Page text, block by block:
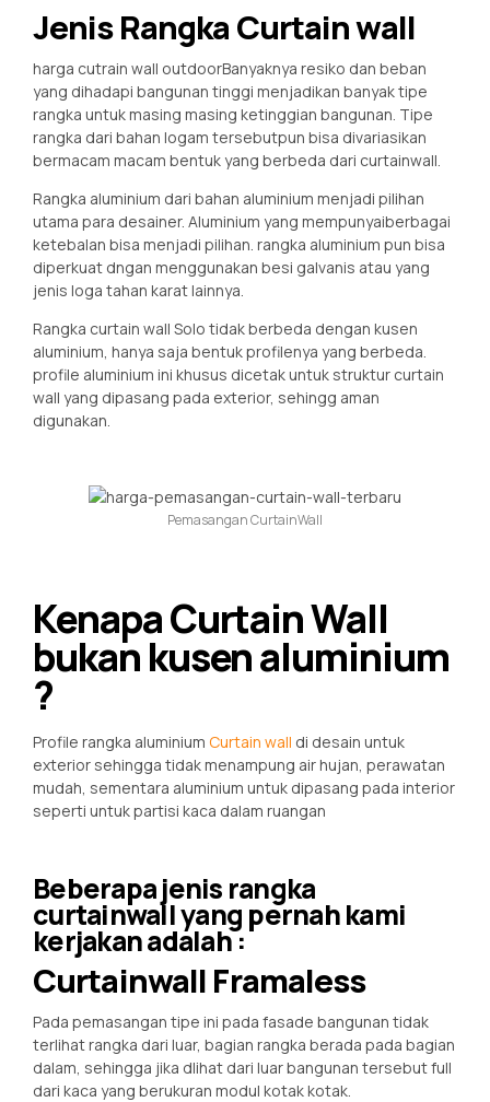
Jenis Rangka Curtain wall
harga cutrain wall outdoorBanyaknya resiko dan beban
yang dihadapi bangunan tinggi menjadikan banyak tipe
rangka untuk masing masing ketinggian bangunan. Tipe
rangka dari bahan logam tersebutpun bisa divariasikan
bermacam macam bentuk yang berbeda dari curtainwall.
Rangka aluminium dari bahan aluminium menjadi pilihan
utama para desainer. Aluminium yang mempunyaiberbagai
ketebalan bisa menjadi pilihan. rangka aluminium pun bisa
diperkuat dngan menggunakan besi galvanis atau yang
jenis loga tahan karat lainnya.
Rangka curtain wall Solo tidak berbeda dengan kusen
aluminium, hanya saja bentuk profilenya yang berbeda.
profile aluminium ini khusus dicetak untuk struktur curtain
wall yang dipasang pada exterior, sehingg aman
digunakan.
Pemasangan CurtainWall
Kenapa Curtain Wall
bukan kusen aluminium
?
Profile rangka aluminium Curtain wall di desain untuk
exterior sehingga tidak menampung air hujan, perawatan
mudah, sementara aluminium untuk dipasang pada interior
seperti untuk partisi kaca dalam ruangan
Beberapa jenis rangka
curtainwall yang pernah kami
kerjakan adalah :
Curtainwall Framaless
Pada pemasangan tipe ini pada fasade bangunan tidak
terlihat rangka dari luar, bagian rangka berada pada bagian
dalam, sehingga jika dlihat dari luar bangunan tersebut full
dari kaca yang berukuran modul kotak kotak.